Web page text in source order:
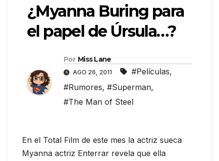
¿Myanna Buring para
el papel de Úrsula…?
Por Miss Lane
AGO 26, 2011 #Películas,
#Rumores, #Superman,
#The Man of Steel
En el Total Film de este mes la actriz sueca
Myanna actriz Enterrar revela que ella